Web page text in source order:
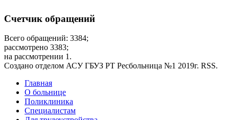
Счетчик обращений
Всего обращений: 3384;
рассмотрено 3383;
на рассмотрении 1.
Создано отделом АСУ ГБУЗ РТ Ресбольница №1 2019г. RSS.
Дополнительное
меню
Главная
О больнице
Поликлиника
Специалистам